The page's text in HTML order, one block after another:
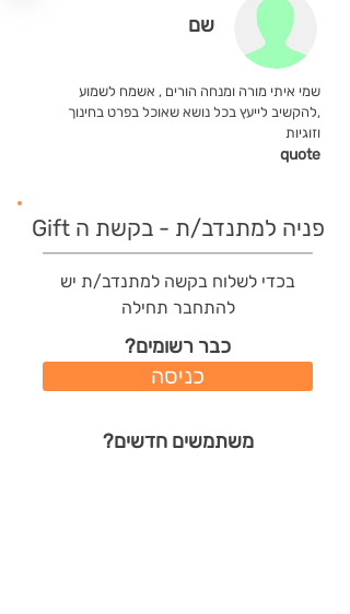
שם
שמי איתי מורה ומנחה הורים , אשמח לשמוע
,להקשיב לייעץ בכל נושא שאוכל בפרט בחינוך
וזוגיות
quote
פניה למתנדב/ת - בקשת ה Gift
בכדי לשלוח בקשה למתנדב/ת יש
להתחבר תחילה
כבר רשומים?
כניסה
משתמשים חדשים?